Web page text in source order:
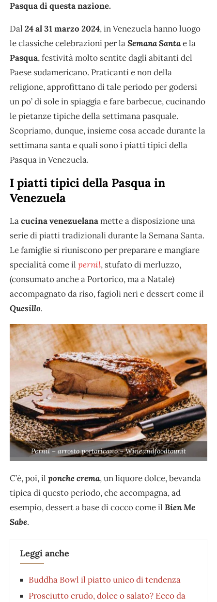
Pasqua di questa nazione.
Dal 24 al 31 marzo 2024, in Venezuela hanno luogo
le classiche celebrazioni per laSemana Santae la
Pasqua, festività molto sentite dagli abitanti del
Paese sudamericano. Praticanti e non della
religione, approfittano di tale periodo per godersi
un po’ di sole in spiaggia e fare barbecue, cucinando
le pietanze tipiche della settimana pasquale.
Scopriamo, dunque, insieme cosa accade durante la
settimana santa e quali sono i piatti tipici della
Pasqua in Venezuela.
I piatti tipici della Pasqua in
Venezuela
Lacucina venezuelanamette a disposizione una
serie di piatti tradizionali durante la Semana Santa.
Le famiglie si riuniscono per preparare e mangiare
specialità come il pernil, stufato di merluzzo,
(consumato anche a Portorico, ma a Natale)
accompagnato da riso, fagioli neri e dessert come il
Quesillo.
Pernil – arrosto portoricano – Wineandfoodtour.it
C’è, poi, il ponche crema, un liquore dolce, bevanda
tipica di questo periodo, che accompagna, ad
esempio, dessert a base di cocco come il Bien Me
Sabe.
Leggi anche
Buddha Bowl il piatto unico di tendenza
Prosciutto crudo, dolce o salato? Ecco da